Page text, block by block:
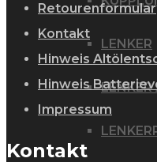
LENKER
Retourenformular
Kontakt
Hinweis
Hinweis
Impressum
Kontakt